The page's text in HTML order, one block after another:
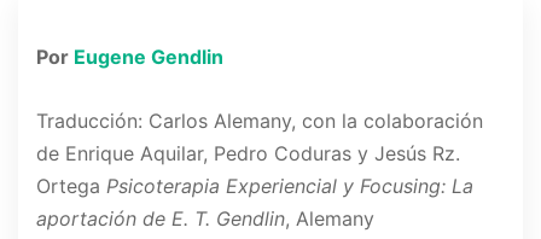
Por Eugene Gendlin
Traducción: Carlos Alemany, con la colaboración
de Enrique Aquilar, Pedro Coduras y Jesús Rz.
Ortega Psicoterapia Experiencial y Focusing: La
aportación de E. T. Gendlin, Alemany